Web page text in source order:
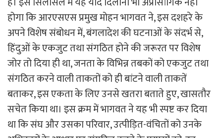
होगा कि आरएसएस प्रमुख मोहन भागवत ने, इस दशहरे के
अपने विशेष संबोधन में, बंगलादेश की घटनाओं के संदर्भ से,
हिंदुओं के एकजुट तथा संगठित होने की जरूरत पर विशेष
जोर तो दिया ही था, जनता के विभिन्न तबकों को एकजुट तथा
संगठित करने वाली ताकतों को ही बांटने वाली ताकतें
बताकर, इस एकता के लिए उनसे खतरा बताते हुए, खासतौर
सचेत किया था। इस क्रम में भागवत ने यह भी स्पष्ट कर दिया
था कि संघ और उसका परिवार, उत्पीड़ित-वंचितों को उनके